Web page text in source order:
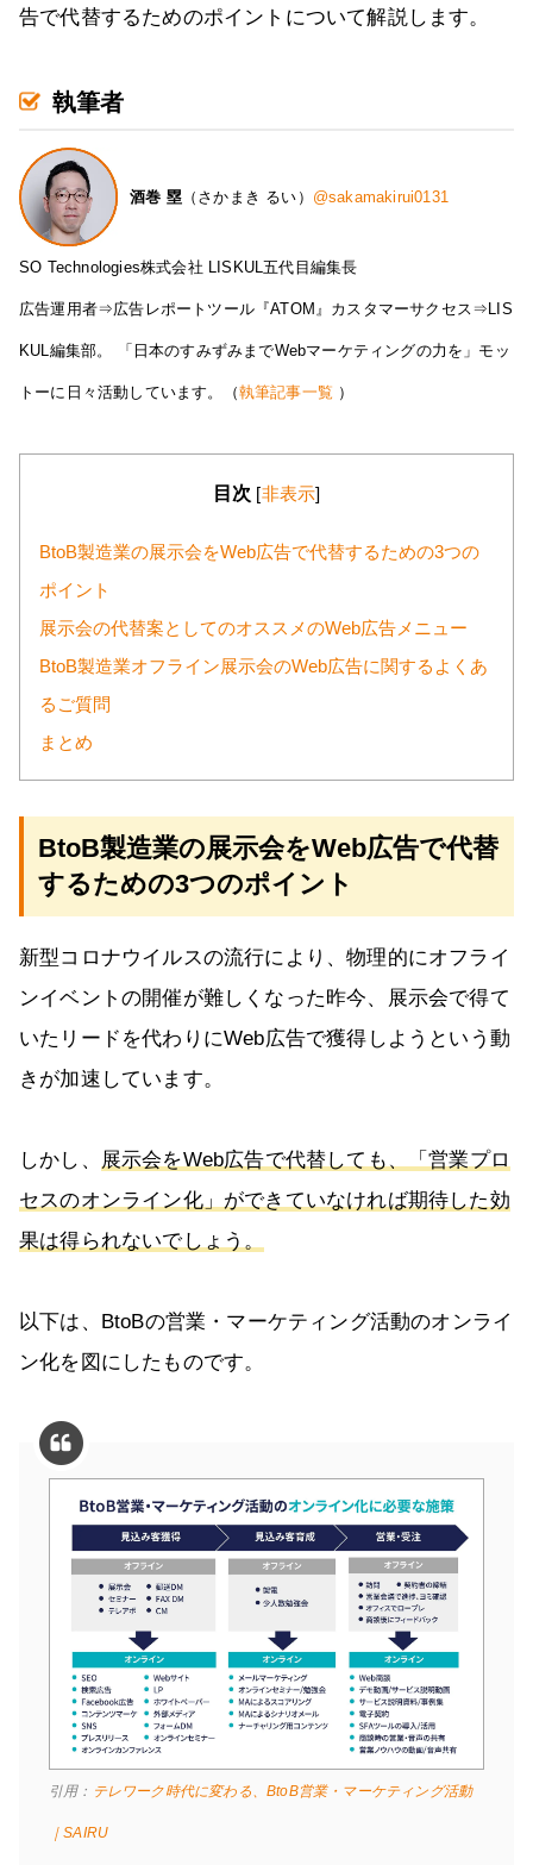
告で代替するためのポイントについて解説します。
執筆者
酒巻 塁 （さかまき るい） @sakamakirui0131
SO Technologies株式会社 LISKUL五代目編集長
広告運用者⇒広告レポートツール『ATOM』カスタマーサクセス⇒LIS
KUL編集部。 「日本のすみずみまでWebマーケティングの力を」モッ
トーに日々活動しています。（執筆記事一覧 ）
目次 [非表示]
BtoB製造業の展示会をWeb広告で代替するための3つの
ポイント
展示会の代替案としてのオススメのWeb広告メニュー
BtoB製造業オフライン展示会のWeb広告に関するよくあ
るご質問
まとめ
BtoB製造業の展示会をWeb広告で代替
するための3つのポイント
新型コロナウイルスの流行により、物理的にオフライ
ンイベントの開催が難しくなった昨今、展示会で得て
いたリードを代わりにWeb広告で獲得しようという動
きが加速しています。
しかし、
展示会をWeb広告で代替しても、「営業プロ
セスのオンライン化」ができていなければ期待した効
果は得られないでしょう。
以下は、BtoBの営業・マーケティング活動のオンライ
ン化を図にしたものです。
引用： テレワーク時代に変わる、BtoB営業・マーケティング活動
｜SAIRU